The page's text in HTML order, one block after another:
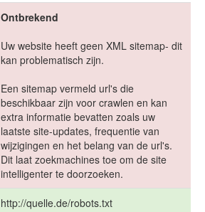
Ontbrekend
Uw website heeft geen XML sitemap- dit
kan problematisch zijn.
Een sitemap vermeld url's die
beschikbaar zijn voor crawlen en kan
extra informatie bevatten zoals uw
laatste site-updates, frequentie van
wijzigingen en het belang van de url's.
Dit laat zoekmachines toe om de site
intelligenter te doorzoeken.
http://quelle.de/robots.txt